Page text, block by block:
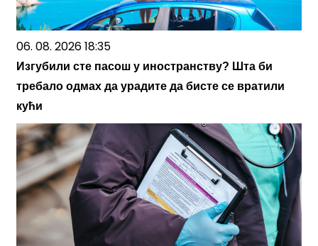
06. 08. 2026 18:35
Изгубили сте пасош у иностранству? Шта би
требало одмах да урадите да бисте се вратили
кући